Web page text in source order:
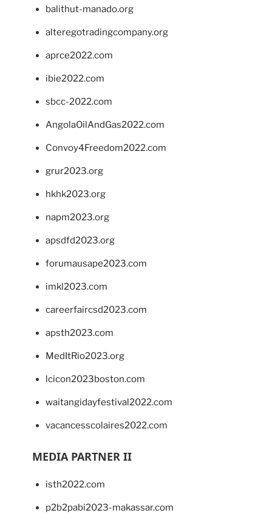
balithut-manado.org
alteregotradingcompany.org
aprce2022.com
ibie2022.com
sbcc-2022.com
AngolaOilAndGas2022.com
Convoy4Freedom2022.com
grur2023.org
hkhk2023.org
napm2023.org
apsdfd2023.org
forumausape2023.com
imkl2023.com
careerfaircsd2023.com
apsth2023.com
MedItRio2023.org
lcicon2023boston.com
waitangidayfestival2022.com
vacancesscolaires2022.com
MEDIA PARTNER II
isth2022.com
p2b2pabi2023-makassar.com